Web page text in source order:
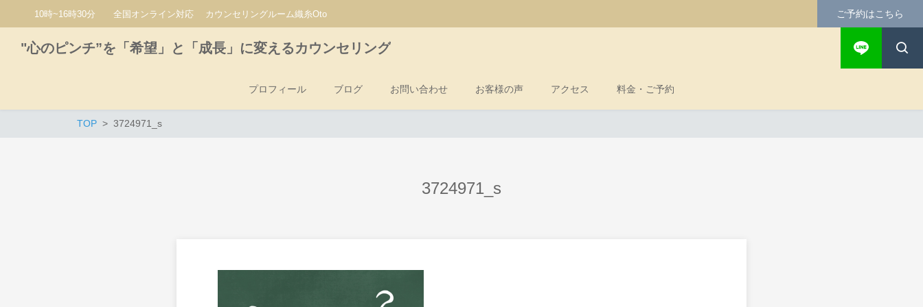
10時~16時30分 全国オンライン対応 カウンセリングルーム織糸Oto ご予約はこちら
"心のピンチ”を「希望」と「成長」に変えるカウンセリング
プロフィール ブログ お問い合わせ お客様の声 アクセス 料金・ご予約
TOP 3724971_s
3724971_s